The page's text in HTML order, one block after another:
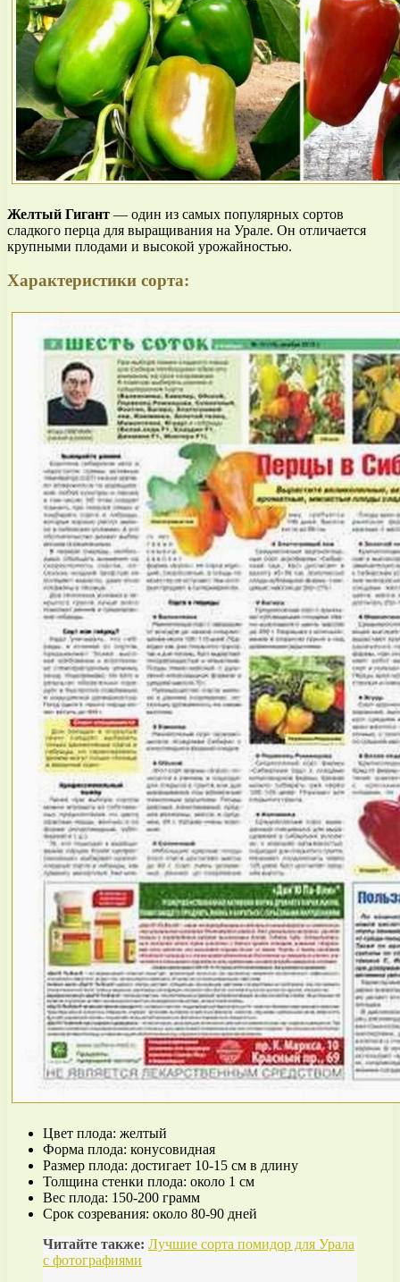
Желтый Гигант — один из самых популярных сортов
сладкого перца для выращивания на Урале. Он отличается
крупными плодами и высокой урожайностью.
Характеристики сорта:
Цвет плода: желтый
Форма плода: конусовидная
Размер плода: достигает 10-15 см в длину
Толщина стенки плода: около 1 см
Вес плода: 150-200 грамм
Срок созревания: около 80-90 дней
Читайте также: Лучшие сорта помидор для Урала
с фотографиями